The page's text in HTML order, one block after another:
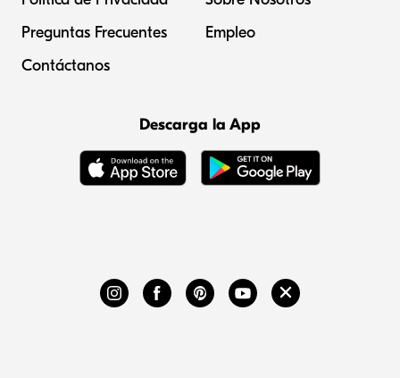
Preguntas Frecuentes
Contáctanos
Empleo
Descarga la App